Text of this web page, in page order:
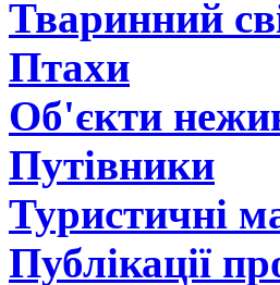
Тваринний
Птахи
Об'єкти
Путівники
Туристичні
Публікації